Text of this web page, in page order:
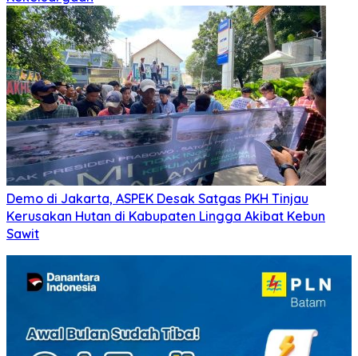
Demo di Jakarta, ASPEK Desak Satgas PKH Tinjau
Kerusakan Hutan di Kabupaten Lingga Akibat Kebun
Sawit